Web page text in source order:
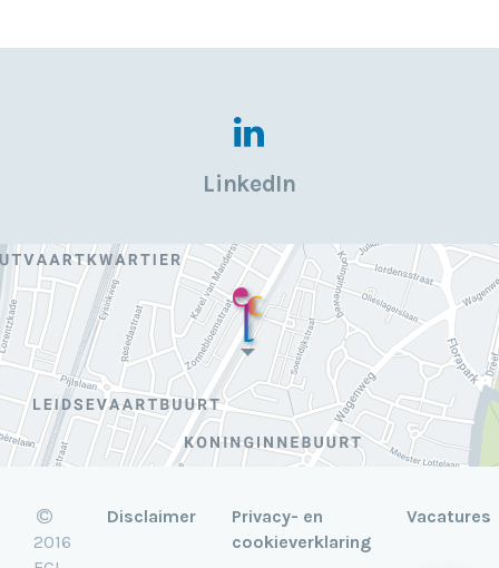
LinkedIn
2016
Disclaimer
Privacy- en
cookieverklaring
Vacatures